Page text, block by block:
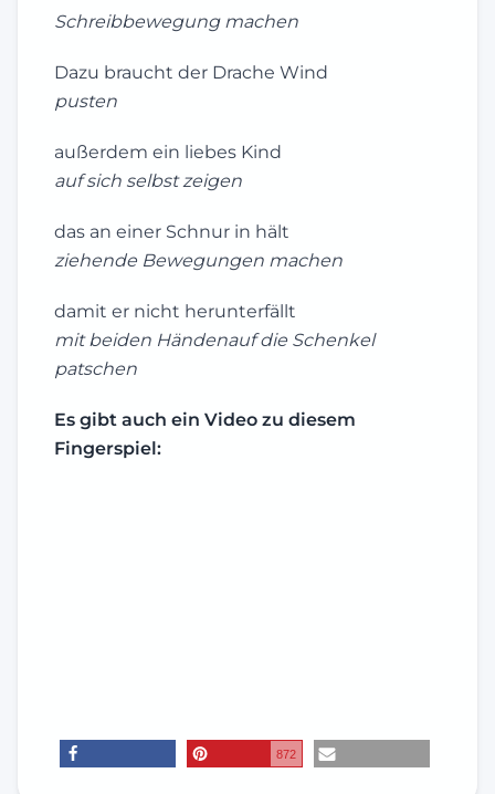
Schreibbewegung machen
Dazu braucht der Drache Wind
pusten
außerdem ein liebes Kind
auf sich selbst zeigen
das an einer Schnur in hält
ziehende Bewegungen machen
damit er nicht herunterfällt
mit beiden Händenauf die Schenkel
patschen
Es gibt auch ein Video zu diesem
Fingerspiel:
872